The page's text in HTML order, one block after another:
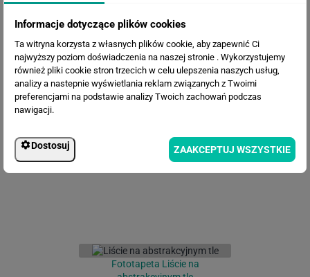
Fototapeta Poranny las
Fototapeta Liście na
Informacje dotyczące plików cookies
Ta witryna korzysta z własnych plików cookie, aby zapewnić Ci
najwyższy poziom doświadczenia na naszej stronie . Wykorzystujemy
również pliki cookie stron trzecich w celu ulepszenia naszych usług,
analizy a nastepnie wyświetlania reklam związanych z Twoimi
preferencjami na podstawie analizy Twoich zachowań podczas
nawigacji.
Dostosuj ZAAKCEPTUJ WSZYSTKIE